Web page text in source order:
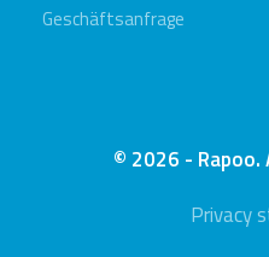
Geschäftsanfrage
© 2026 - Rapoo.
Privacy